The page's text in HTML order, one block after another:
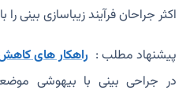
اکثر جراحان فرآیند زیباسازی بینی
پیشنهاد مطلب : راهکار های
در جراحی بینی با بیهوشی